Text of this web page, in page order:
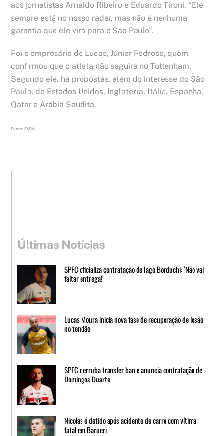
aos jornalistas Arnaldo Ribeiro e Eduardo Tironi. “Ele
sempre está no nosso radar, mas não é nenhuma
garantia que ele virá para o São Paulo”.
Foi o empresário de Lucas, Júnior Pedroso, quem
confirmou que o atleta não seguirá no Tottenham.
Segundo ele, há propostas, além do interesse do São
Paulo, de Estados Unidos, Inglaterra, Itália, Espanha,
Qatar e Arábia Saudita.
Fonte: ESPN
Últimas Notícias
SPFC oficializa contratação de Iago Borduchi: ‘Não vai
faltar entrega!’
Lucas Moura inicia nova fase de recuperação de lesão
no tendão
SPFC derruba transfer ban e anuncia contratação de
Domingos Duarte
Nicolas é detido após acidente de carro com vítima
fatal em Barueri